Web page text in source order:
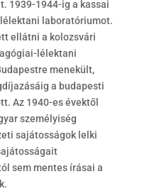
1939-1944-ig a kassai
laboratóriumot.
ellátni a kolozsvári
lélektani
menekült,
a budapesti
Az 1940-es évektől
személyiség
sajátosságok lelki
sem mentes írásai a